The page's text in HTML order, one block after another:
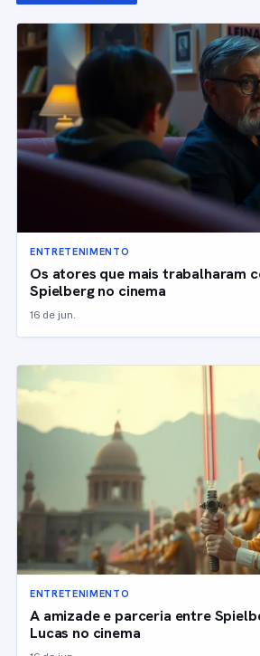
ENTRETENIMENTO
Os atores que mais trabalharam
Spielberg no cinema
16 de jun.
ENTRETENIMENTO
A amizade e parceria entre
Lucas no cinema